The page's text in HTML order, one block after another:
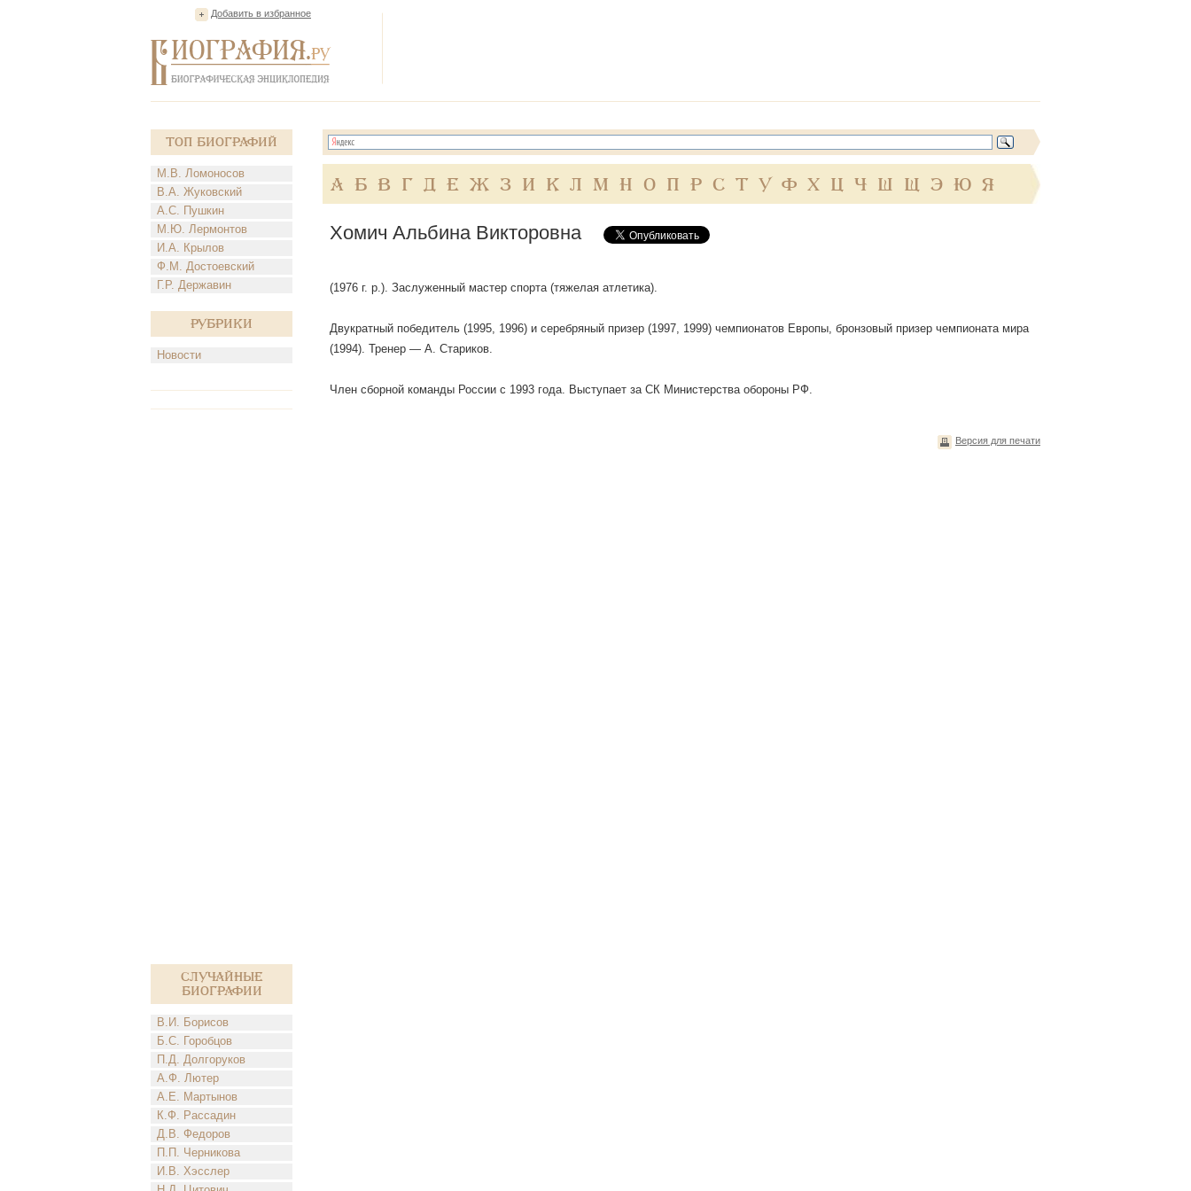
Добавить в избранное
Топ Биографий
М.В. Ломоносов
В.А. Жуковский
А.С. Пушкин
М.Ю. Лермонтов
И.А. Крылов
Ф.М. Достоевский
Г.Р. Державин
Рубрики
Новости
Случайные
биографии
В.И. Борисов
Б.С. Горобцов
П.Д. Долгоруков
А.Ф. Лютер
А.Е. Мартынов
К.Ф. Рассадин
Д.В. Федоров
П.П. Черникова
И.В. Хэсслер
А Б В Г Д Е Ж З И К Л М Н О П Р С Т У Ф Х Ц Ч Ш Щ Э Ю Я
Хомич Альбина Викторовна
(1976 г. р.). Заслуженный мастер спорта (тяжелая атлетика).
Двукратный победитель (1995, 1996) и серебряный призер (1997, 1999) чемпионатов Европы, бронзовый призер чемпионата мира
(1994). Тренер — А. Стариков.
Член сборной команды России с 1993 года. Выступает за СК Министерства обороны РФ.
Версия для печати